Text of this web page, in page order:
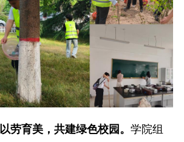
劳育美，共建绿色校园。 学院组